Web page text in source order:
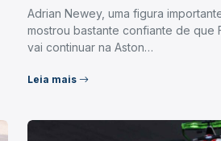
Adrian Newey, uma figura
mostrou bastante confiante de que
vai continuar na Aston…
Leia mais